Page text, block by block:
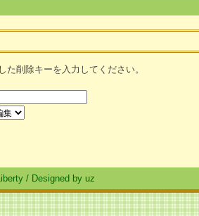
た削除キーを入力してください。
/ Designed by uz